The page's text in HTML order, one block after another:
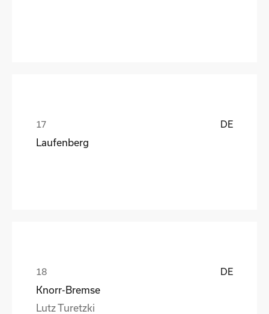
DE
Laufenberg
DE
Knorr-Bremse
Lutz Turetzki